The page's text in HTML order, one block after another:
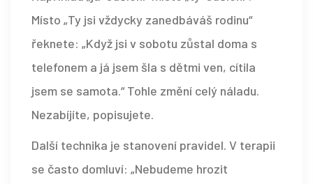
Místo „Ty jsi vždycky zanedbáváš rodinu“
řeknete: „Když jsi v sobotu zůstal doma s
telefonem a já jsem šla s dětmi ven, cítila
jsem se samota.“ Tohle změní celý náladu.
Nezabíjíte, popisujete.
Další technika je stanovení pravidel. V terapii
se často domluví: „Nebudeme hrozit